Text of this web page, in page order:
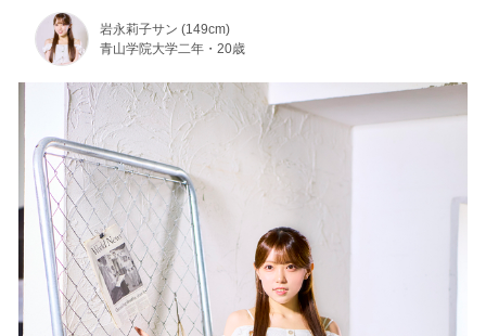
岩永莉子サン (149cm)
青山学院大学二年・20歳